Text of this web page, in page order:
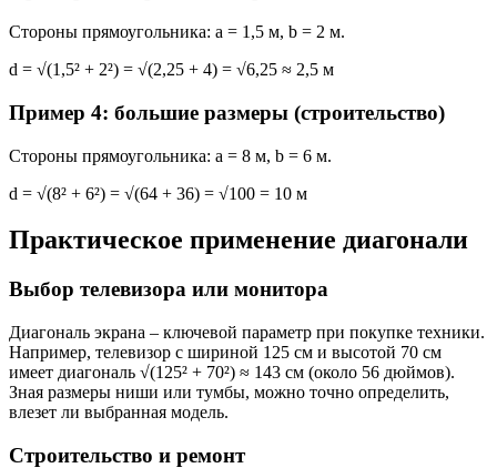
Стороны прямоугольника: a = 1,5 м, b = 2 м.
d = √(1,5² + 2²) = √(2,25 + 4) = √6,25 ≈ 2,5 м
Пример 4: большие размеры (строительство)
Стороны прямоугольника: a = 8 м, b = 6 м.
d = √(8² + 6²) = √(64 + 36) = √100 = 10 м
Практическое применение диагонали
Выбор телевизора или монитора
Диагональ экрана – ключевой параметр при покупке техники.
Например, телевизор с шириной 125 см и высотой 70 см
имеет диагональ √(125² + 70²) ≈ 143 см (около 56 дюймов).
Зная размеры ниши или тумбы, можно точно определить,
влезет ли выбранная модель.
Строительство и ремонт